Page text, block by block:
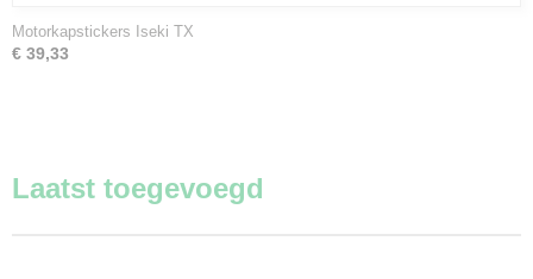
Motorkapstickers Iseki TX
€ 39,33
Laatst toegevoegd